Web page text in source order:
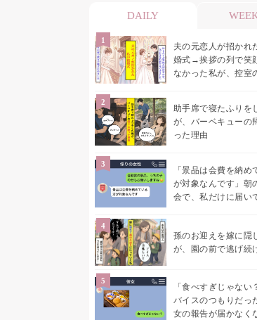
DAILY
夫の元恋人が招かれ
婚式→挨拶の列で笑
なかった私が、控室
助手席で寝たふりを
が、バーベキューの
った理由
「景品は会費を納め
が対象なんです」朝
会で、私だけに届い
孫のお迎えを嫁に隠
が、園の前で逃げ続
「食べすぎじゃない
バイスのつもりだ
女の報告が届かなく